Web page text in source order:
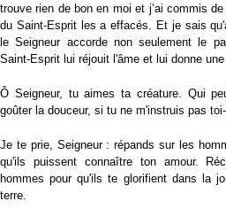
trouve rien de bon en moi et j’ai commis
du Saint-Esprit les a effacés. Et je sais
le Seigneur accorde non seulement le
Saint-Esprit lui réjouit l'âme et lui donne
Ô Seigneur, tu aimes ta créature. Qui
goûter la douceur, si tu ne m'instruis pas
Je te prie, Seigneur : répands sur les
qu'ils puissent connaître ton amour.
hommes pour qu'ils te glorifient dans la
terre.